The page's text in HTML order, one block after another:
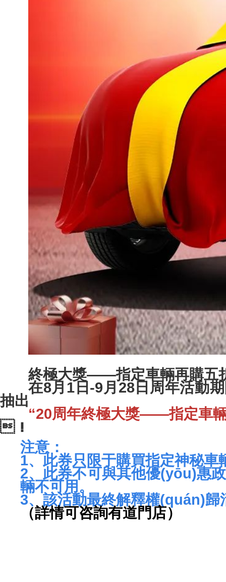
終極大獎——指定車輛再購
在8月1日-9月28日周年活動期
抽出
“20周年終極大獎——指定車
！
注意：
1、此券只限于購買指定神秘車輛
2、此券不可與其他優(yōu)惠
輛不可用。
3、該活動最終解釋權(quán)歸
（詳情可咨詢有道門店）